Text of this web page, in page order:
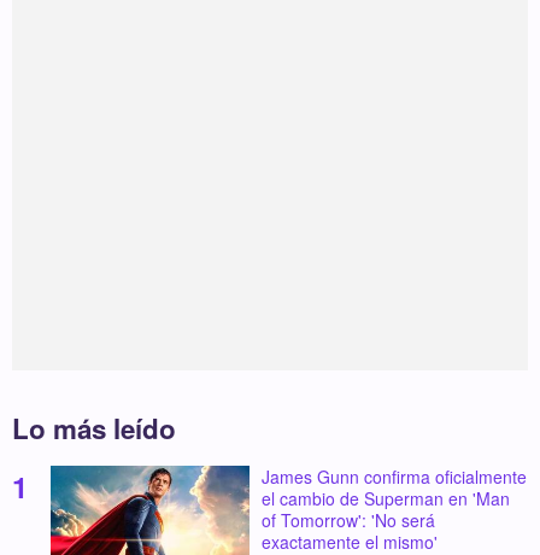
Lo más leído
James Gunn confirma oficialmente
el cambio de Superman en 'Man
of Tomorrow': 'No será
exactamente el mismo'